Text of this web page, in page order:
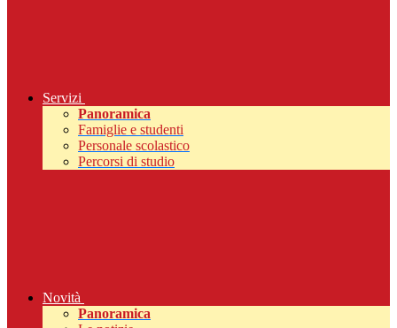
Servizi
Panoramica
Famiglie e studenti
Personale scolastico
Percorsi di studio
Novità
Panoramica